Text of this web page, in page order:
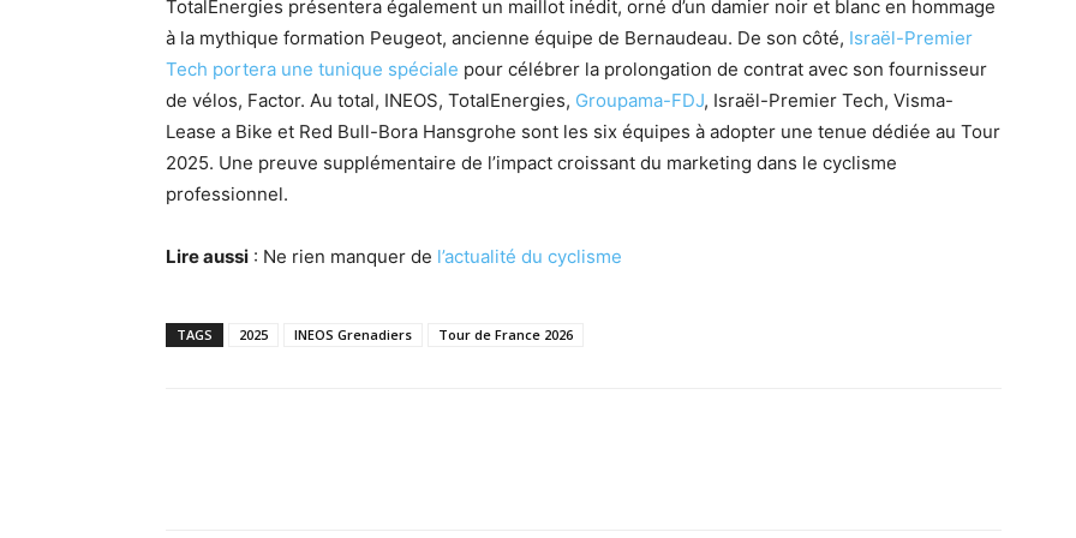
TotalEnergies présentera également un maillot inédit, orné d’un damier noir et blanc en hommage
à la mythique formation Peugeot, ancienne équipe de Bernaudeau. De son côté, Israël-Premier
Tech portera une tunique spéciale pour célébrer la prolongation de contrat avec son fournisseur
de vélos, Factor. Au total, INEOS, TotalEnergies, Groupama-FDJ, Israël-Premier Tech, Visma-
Lease a Bike et Red Bull-Bora Hansgrohe sont les six équipes à adopter une tenue dédiée au Tour
2025. Une preuve supplémentaire de l’impact croissant du marketing dans le cyclisme
professionnel.
Lire aussi : Ne rien manquer de l’actualité du cyclisme
TAGS 2025 INEOS Grenadiers Tour de France 2026